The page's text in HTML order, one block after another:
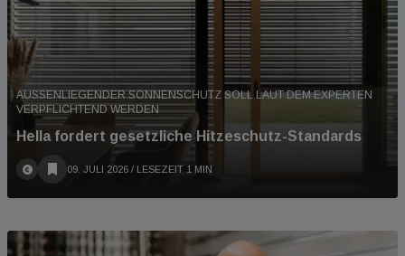
AUSSENLIEGENDER SONNENSCHUTZ SOLL LAUT DEM EXPERTEN V
ERPFLICHTEND WERDEN
Hella fordert gesetzliche Hitzeschutz-Standards
09. JULI 2026 / LESEZEIT 1 MIN